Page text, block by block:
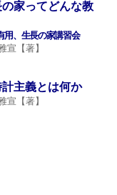
の家ってどんな教
用、生長の家講習会
宣【著】
計主義とは何か
宣【著】